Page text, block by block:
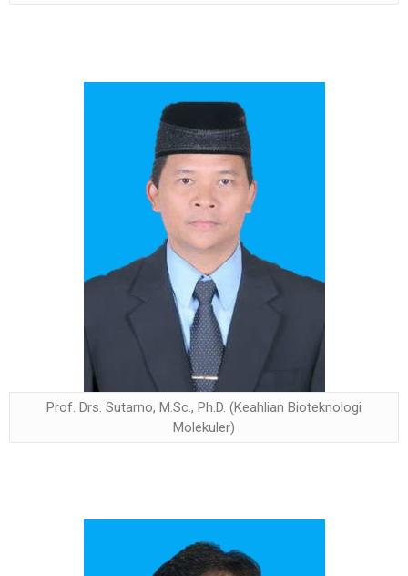
Prof. Drs. Sutarno, M.Sc., Ph.D. (Keahlian Bioteknologi
Molekuler)